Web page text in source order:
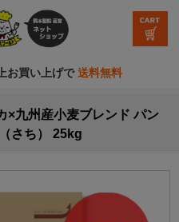
お買い上げで送料無料
×九州産小麦ブレンド パン
さち） 25kg